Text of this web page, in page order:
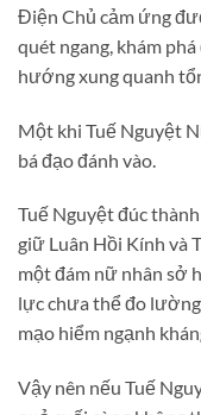
Điện Chủ cảm ứng
quét ngang, khám
hướng xung quanh
Một khi Tuế Nguyệt
bá đạo đánh vào.
Tuế Nguyệt đúc
giữ Luân Hồi Kính và
một đám nữ nhân sở
lực chưa thể đo
mạo hiểm ngạnh
Vậy nên nếu Tuế